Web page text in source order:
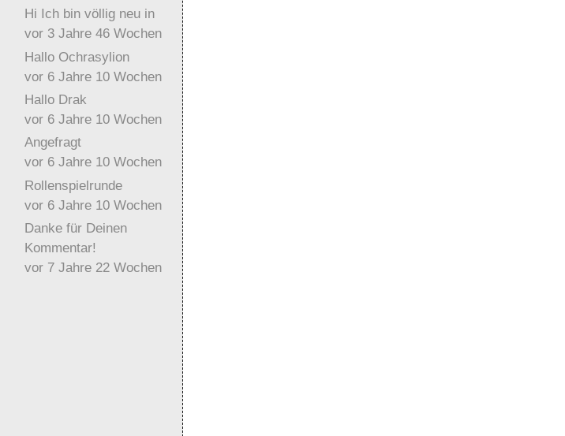
Hi Ich bin völlig neu in
vor 3 Jahre 46 Wochen
Hallo Ochrasylion
vor 6 Jahre 10 Wochen
Hallo Drak
vor 6 Jahre 10 Wochen
Angefragt
vor 6 Jahre 10 Wochen
Rollenspielrunde
vor 6 Jahre 10 Wochen
Danke für Deinen
Kommentar!
vor 7 Jahre 22 Wochen